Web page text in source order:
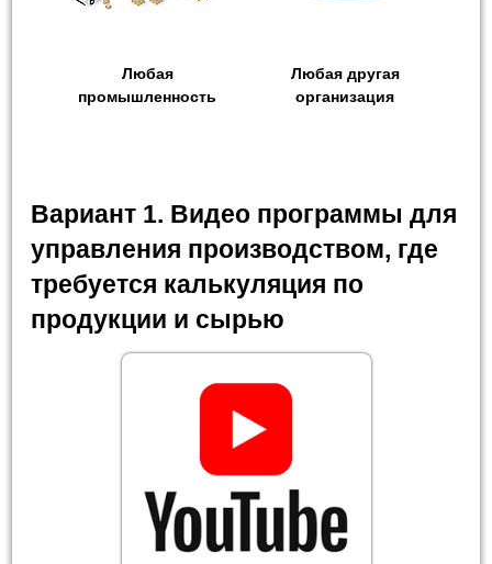
Любая
промышленность
Любая другая
организация
Вариант 1. Видео программы для
управления производством, где
требуется калькуляция по
продукции и сырью